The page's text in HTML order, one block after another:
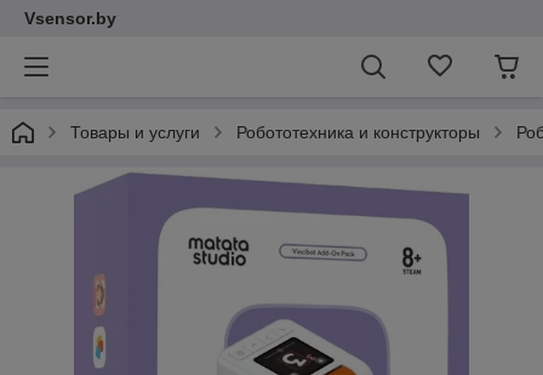
Vsensor.by
Товары и услуги Робототехника и конструкторы